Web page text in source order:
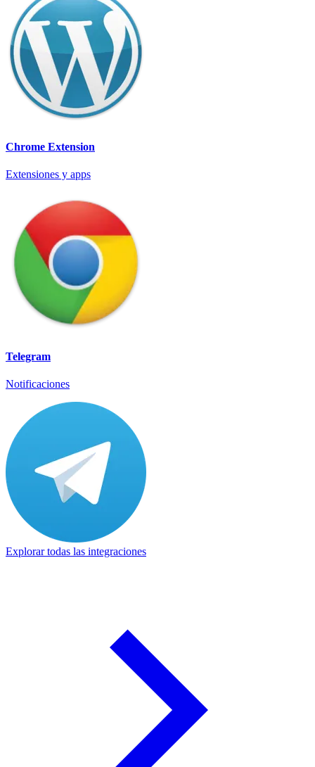
Chrome Extension
Extensiones y apps
Telegram
Notificaciones
Explorar todas las integraciones